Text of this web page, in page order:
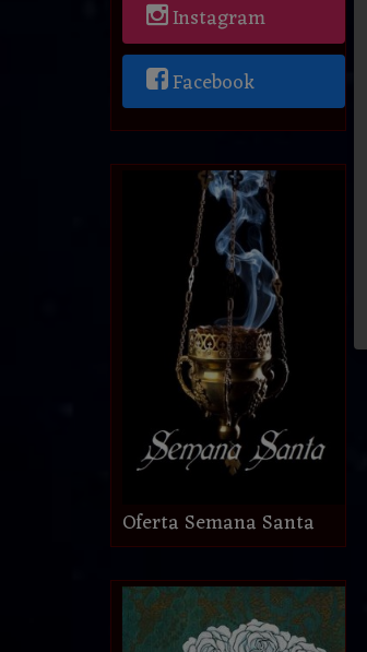
Instagram
Facebook
Oferta Semana Santa